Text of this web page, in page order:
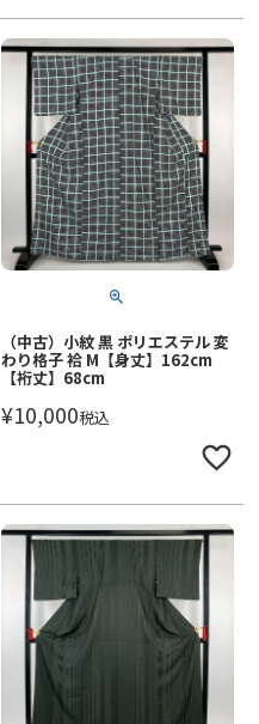
（中古）小紋 黒 ポリエステル 変
わり格子 袷 M【身丈】162cm
【裄丈】68cm
¥10,000税込